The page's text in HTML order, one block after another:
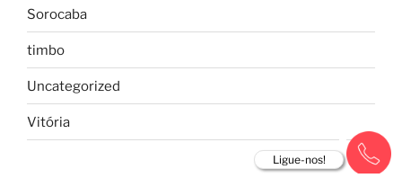
Ligue-nos!
Sorocaba
timbo
Uncategorized
Vitória